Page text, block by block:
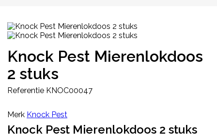
Knock Pest Mierenlokdoos
2 stuks
Referentie KNOC00047
Merk Knock Pest
Knock Pest Mierenlokdoos 2 stuks